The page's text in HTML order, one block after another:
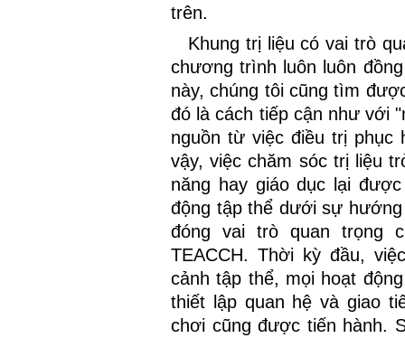
trên.
Khung trị liệu có vai trò
chương trình luôn luôn
này, chúng tôi cũng tìm
đó là cách tiếp cận như với
nguồn từ việc điều trị phục
vậy, việc chăm sóc trị liệu
năng hay giáo dục lại
động tập thể dưới sự
đóng vai trò quan trọng
TEACCH. Thời kỳ đầu,
cảnh tập thể, mọi hoạt
thiết lập quan hệ và giao
chơi cũng được tiến hành.